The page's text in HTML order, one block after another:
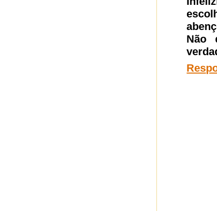
Não